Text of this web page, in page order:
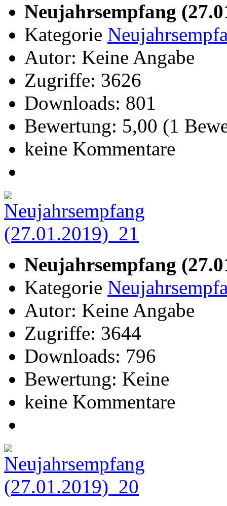
Neujahrsempfang
Kategorie
Autor: Keine Angabe
Zugriffe: 3626
Downloads: 801
Bewertung: 5,00 (1
keine Kommentare
Neujahrsempfang
Kategorie
Autor: Keine Angabe
Zugriffe: 3644
Downloads: 796
Bewertung: Keine
keine Kommentare